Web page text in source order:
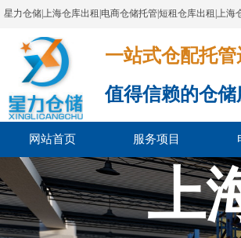
星力仓储|上海仓库出租|电商仓储托管|短租仓库出租|上
一站式仓配托
值得信赖的仓储
网站首页 服务项目
上